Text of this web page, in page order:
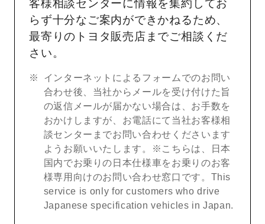
客様相談センターに情報を集約してお
らず十分なご案内ができかねるため、
最寄りのトヨタ販売店までご相談くだ
さい。
インターネットによるフォームでのお問い
合わせ後、当社からメールを受け付けた旨
の返信メールが届かない場合は、お手数を
おかけしますが、お電話にて当社お客様相
談センターまでお問い合わせくださいます
ようお願いいたします。※こちらは、日本
国内でお乗りの日本仕様車をお乗りのお客
様専用向けのお問い合わせ窓口です。This
service is only for customers who drive
Japanese specification vehicles in Japan.